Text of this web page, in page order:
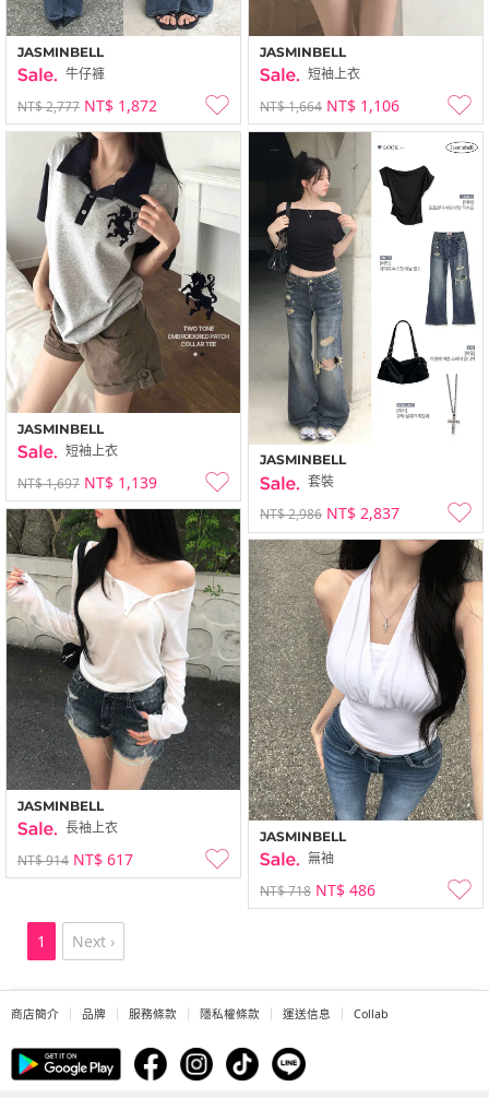
JASMINBELL
牛仔褲
NT$ 2,777 NT$ 1,872
JASMINBELL
短袖上衣
NT$ 1,664 NT$ 1,106
JASMINBELL
短袖上衣
NT$ 1,697 NT$ 1,139
JASMINBELL
套裝
NT$ 2,986 NT$ 2,837
JASMINBELL
長袖上衣
NT$ 914 NT$ 617
JASMINBELL
無袖
NT$ 718 NT$ 486
1 Next ›
商店簡介 品牌 服務條款 隱私權條款 運送信息 Collab